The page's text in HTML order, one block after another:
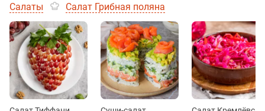
Салаты Салат Грибная поляна